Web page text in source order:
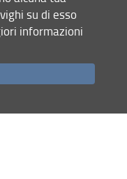
e
su di esso
informazioni